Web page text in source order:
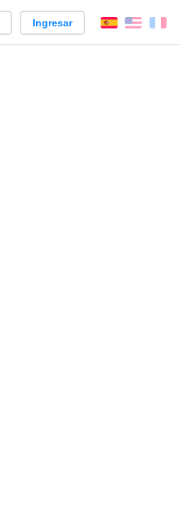
Ingresar EspañolEnglish